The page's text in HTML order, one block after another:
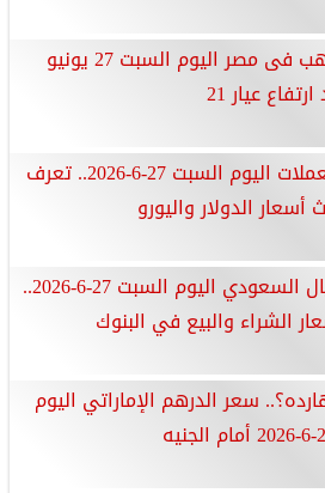
سعر الذهب فى مصر اليوم السبت 27 يونيو
أسعار العملات اليوم السبت 27-6-2026.. تعرف
الدولار واليورو
سعر الريال السعودي اليوم السبت 27-6-2026..
الشراء والبيع في البنوك
سعر الدرهم الإماراتي اليوم